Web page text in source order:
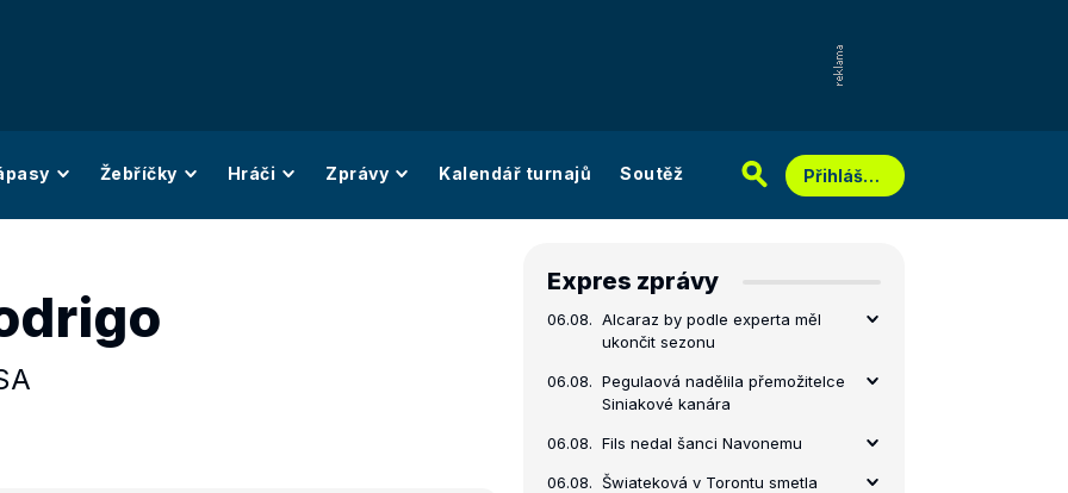
Žebříčky Hráči Zprávy Kalendář turnajů Soutěž Přihlášení
Expres zprávy
06.08. Alcaraz by podle experta měl
ukončit sezonu
06.08. Pegulaová nadělila přemožitelce
Siniakové kanára
06.08. Fils nedal šanci Navonemu
06.08. Šwiateková v Torontu smetla